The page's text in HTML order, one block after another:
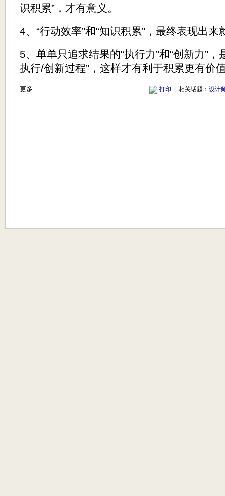
识积累”，才有意义。
4、“行动效率”和“知识积累”，最终表现出来
5、单单只追求结果的“执行力”和“创新力”
执行/创新过程”，这样才有利于积累更有价
更多 打印 | 相关话题： 设计